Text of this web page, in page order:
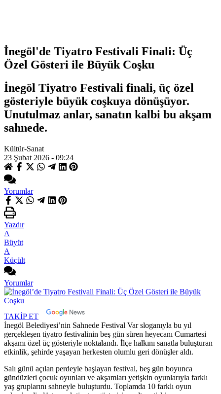
İnegöl'de Tiyatro Festivali Finali: Üç
Özel Gösteri ile Büyük Coşku
İnegöl Tiyatro Festivali finali, üç özel
gösteriyle büyük coşkuya dönüşüyor.
Unutulmaz anlar, sanatın kalbi bu akşam
sahnede.
Kültür-Sanat
23 Şubat 2026 - 09:24
Yorumlar
Yazdır
A
Büyüt
A
Küçült
Yorumlar
TAKİP ET
İnegöl Belediyesi’nin Sahnede Festival Var sloganıyla bu yıl
gerçekleşen tiyatro festivalinin beş gün süren heyecanı Cumartesi
akşamı özel üç gösteriyle noktalandı. İlçe halkını sanatla buluşturan
etkinlik, şehirde yaşayan herkesten olumlu geri dönüşler aldı.
Salı günü açılan perdeyle başlayan festival, beş gün boyunca
gündüzleri çocuk oyunları ve akşamları yetişkin oyunlarıyla farklı
yaş gruplarını sahneyle buluşturdu. Toplamda 10 farklı oyun